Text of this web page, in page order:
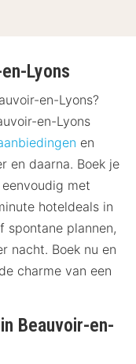
Lyons
en-Lyons?
en-Lyons
en
en daarna. Boek je
met
hoteldeals in
spontane plannen,
nacht. Boek nu en
charme van een
Beauvoir-en-